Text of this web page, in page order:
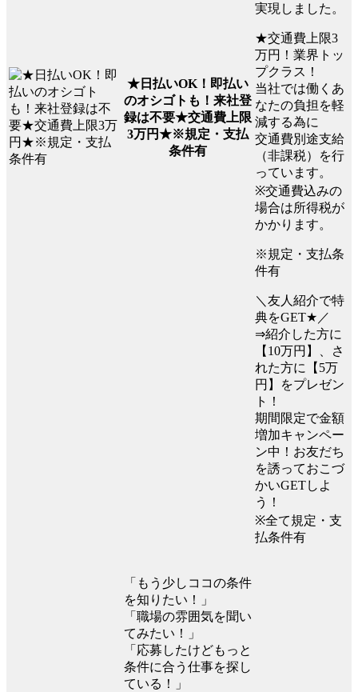
★日払いOK！即払い
のオシゴトも！来社登
録は不要★交通費上限
3万円★※規定・支払
条件有
実現しました。
★交通費上限3
万円！業界トッ
プクラス！
当社では働くあ
なたの負担を軽
減する為に
交通費別途支給
（非課税）を行
っています。
※交通費込みの
場合は所得税が
かかります。
※規定・支払条
件有
＼友人紹介で特
典をGET★／
⇒紹介した方に
【10万円】、さ
れた方に【5万
円】をプレゼン
ト！
期間限定で金額
増加キャンペー
ン中！お友だち
を誘っておこづ
かいGETしよ
う！
※全て規定・支
払条件有
「もう少しココの条件
を知りたい！」
「職場の雰囲気を聞い
てみたい！」
「応募したけどもっと
条件に合う仕事を探し
ている！」